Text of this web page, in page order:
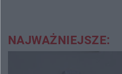
NAJWAŻNIEJSZE: